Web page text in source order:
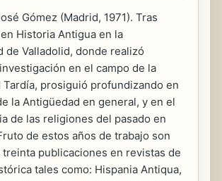
Gómez (Madrid, 1971). Tras
Historia Antigua en la
de Valladolid, donde realizó
en el campo de la
Tardía, prosiguió profundizando en
la Antigüedad en general, y en el
de las religiones del pasado en
de estos años de trabajo son
treinta publicaciones en revistas de
tales como: Hispania Antiqua,